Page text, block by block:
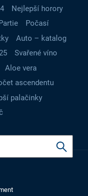
Nejlepší horory
Počasí
Auto – katalog
Svařené víno
Aloe vera
ascendentu
palačinky